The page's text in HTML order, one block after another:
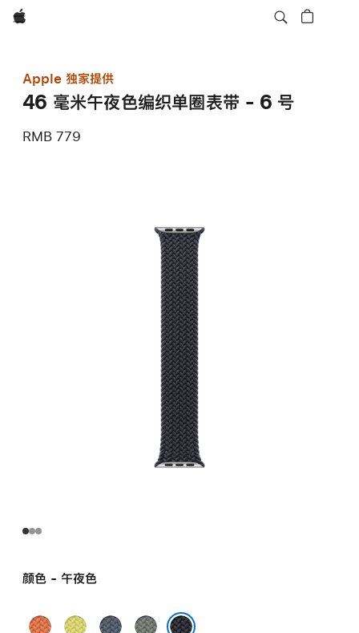
Apple
Apple 独家提供
46 毫米午夜色编织单圈表带 - 6 号
RMB 779
颜色 - 午夜色
姜
霓
铁
灰